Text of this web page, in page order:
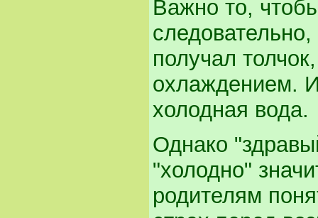
Важно то,
получал
охлаждением. И
холодная вода.
Однако
"холодно"
родителям